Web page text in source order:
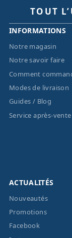
TOUT
INFORMATIONS
Notre magasin
Notre savoir faire
Comment
Modes de livraison
Guides / Blog
Service après-vente
ACTUALITÉS
Nouveautés
Promotions
Facebook